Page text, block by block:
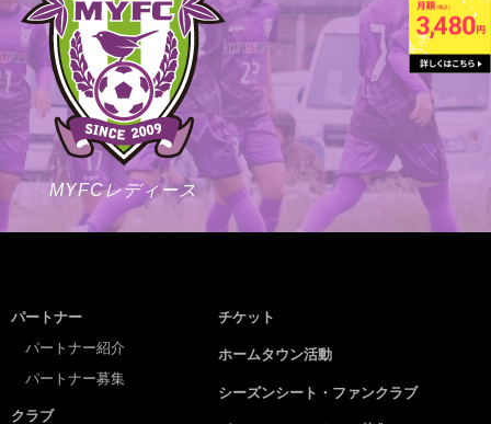
MYFCレディース
パートナー
パートナー紹介
パートナー募集
クラブ
チケット
ホームタウン活動
シーズンシート・ファンクラブ